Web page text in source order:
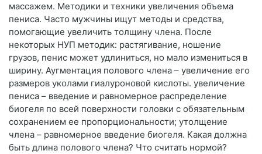
массажем. Методики и техники увеличения объема
пениса. Часто мужчины ищут методы и средства,
помогающие увеличить толщину члена. После
некоторых НУП методик: растягивание, ношение
грузов, пенис может удлиниться, но мало измениться в
ширину. Аугментация полового члена – увеличение его
размеров уколами гиалуроновой кислоты. увеличение
пениса – введение и равномерное распределение
биогеля по всей поверхности головки с обязательным
сохранением ее пропорциональности; утолщение
члена – равномерное введение биогеля. Какая должна
быть длина полового члена? Что считать нормой?